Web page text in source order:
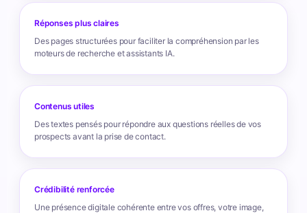
Réponses plus claires
Des pages structurées pour faciliter la compréhension par les
moteurs de recherche et assistants IA.
Contenus utiles
Des textes pensés pour répondre aux questions réelles de vos
prospects avant la prise de contact.
Crédibilité renforcée
Une présence digitale cohérente entre vos offres, votre image,